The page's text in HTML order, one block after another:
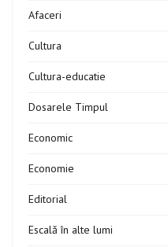
Afaceri
Cultura
Cultura-educatie
Dosarele Timpul
Economic
Economie
Editorial
Escală în alte lumi